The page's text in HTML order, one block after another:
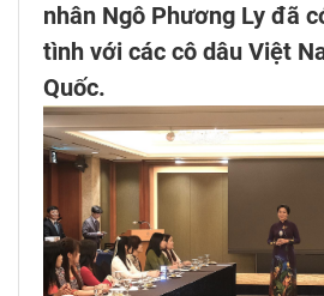
nhân Ngô Phương Ly đã
tình với các cô dâu Việt
Quốc.